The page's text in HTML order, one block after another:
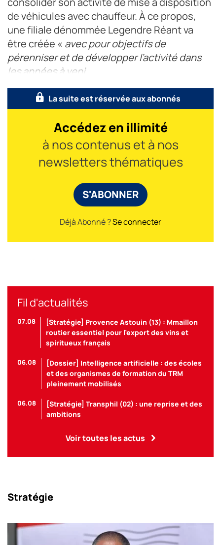
de véhicules avec chauffeur. À ce propos,
une filiale dénommée Legendre Réant va
être créée « avec pour objectifs de
pérenniser et de développer l’activité dans
les années à veni
La suite est réservée aux abonnés
Accédez en illimité
à nos contenus et à nos
newsletters thématiques
S'ABONNER
Déjà Abonné ?Se connecter
Fil d'actualités
07.08
[Stratégie] Provence Astouin (13) : Mmaillon
routier essentiel pour l’export des vins et
spiritueux français
06.08
[Dossier] Intelligence artificielle : des écoles
et des organismes de formation du TRM
pleinement mobilisés
06.08
[Stratégie] Transphil (02) : une reprise et des
ambitions
Voir toutes les actus
Stratégie